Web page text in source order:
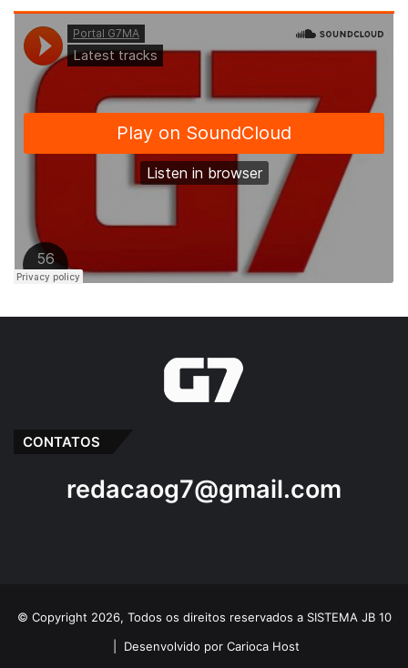
CONTATOS
redacaog7@gmail.com
© Copyright 2026, Todos os direitos reservados a SISTEMA JB 10
Desenvolvido por Carioca Host